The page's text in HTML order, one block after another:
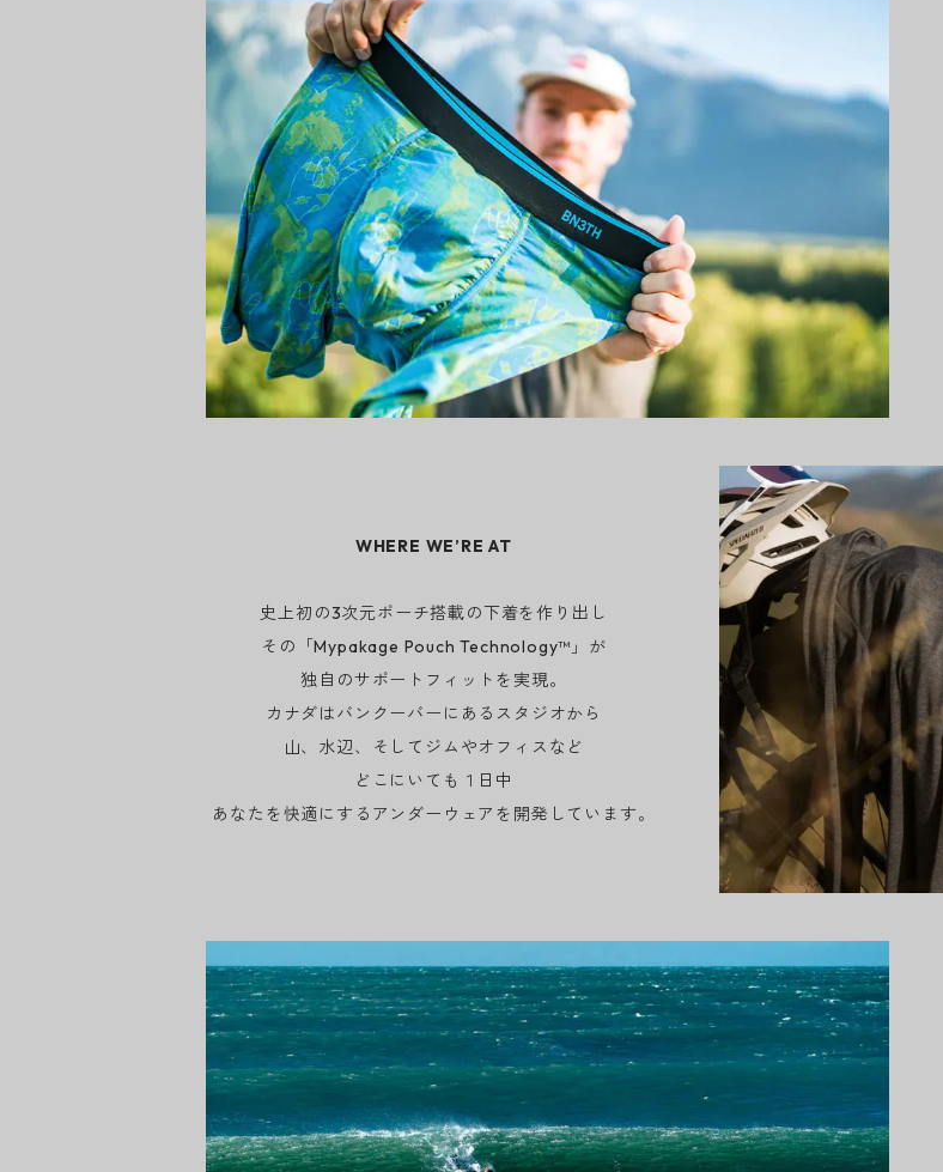
WHERE WE’RE AT
史上初の3次元ポーチ搭載の下着を作り出し
その「Mypakage Pouch Technology™」が
独自のサポートフィットを実現。
カナダはバンクーバーにあるスタジオから
山、水辺、そしてジムやオフィスなど
どこにいても１日中
あなたを快適にするアンダーウェアを開発しています。